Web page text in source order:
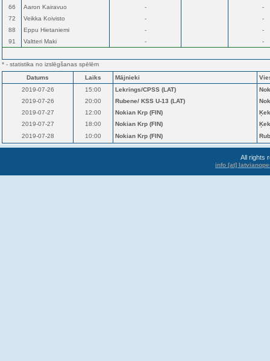
66
Aaron Kairavuo -
-
72
Veikka Koivisto -
-
88
Eppu Hietaniemi -
-
91
Valtteri Maki - -
* - statistika no izslēgšanas spēlēm
Datums
Laiks Mājnieki
2019-07-26
15:00 Lekrings/CPSS (LAT)
2019-07-26
20:00 Rubene/ KSS U-13 (LAT)
2019-07-27
12:00 Nokian Krp (FIN)
2019-07-27
18:00 Nokian Krp (FIN)
2019-07-28
10:00 Nokian Krp (FIN)
All rights
info [at]